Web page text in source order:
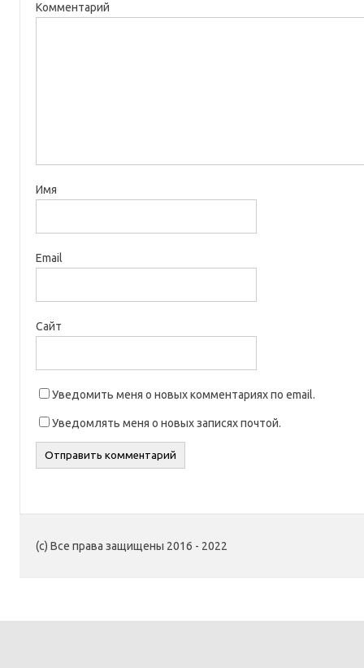
Комментарий
Имя
Email
Сайт
Уведомить меня о новых комментариях по email.
Уведомлять меня о новых записях почтой.
(c) Все права защищены 2016 - 2022